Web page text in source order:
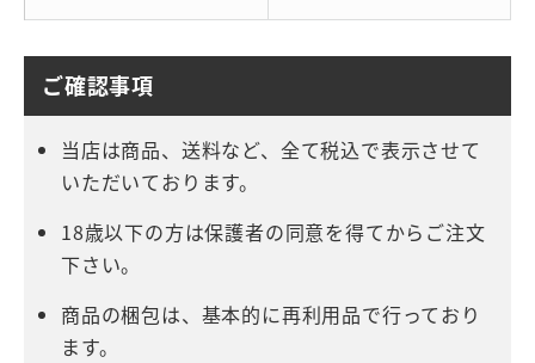
ご確認事項
当店は商品、送料など、全て税込で表示させて
いただいております。
18歳以下の方は保護者の同意を得てからご注文
下さい。
商品の梱包は、基本的に再利用品で行っており
ます。